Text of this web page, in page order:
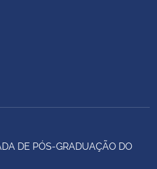
DE PÓS-GRADUAÇÃO DO